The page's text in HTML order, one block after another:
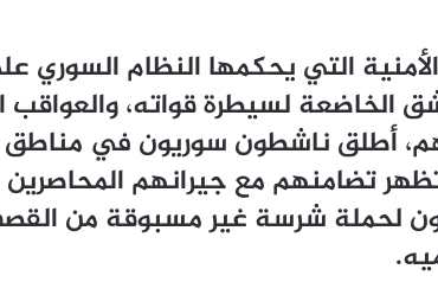
التي يحكمها النظام السوري
الخاضعة لسيطرة قواته،
أطلق ناشطون سوريون في
تضامنهم مع جيرانهم
لحملة شرسة غير مسبوقة من